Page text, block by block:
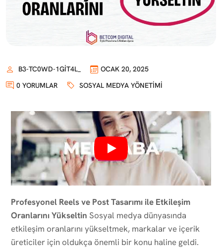
B3-TC0WD-1GIT4L_
OCAK 20, 2025
0 YORUMLAR
SOSYAL MEDYA YÖNETIMI
Profesyonel Reels ve Post Tasarımı ile Etkileşim
Oranlarını Yükseltin Sosyal medya dünyasında
etkileşim oranlarını yükseltmek, markalar ve içerik
üreticiler için oldukça önemli bir konu haline geldi.